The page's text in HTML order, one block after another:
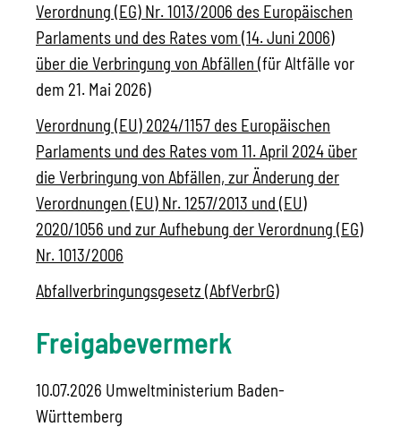
Verordnung (EG) Nr. 1013/2006 des Europäischen
Parlaments und des Rates vom (14. Juni 2006)
über die Verbringung von Abfällen (für Altfälle vor
dem 21. Mai 2026)
Verordnung (EU) 2024/1157 des Europäischen
Parlaments und des Rates vom 11. April 2024 über
die Verbringung von Abfällen, zur Änderung der
Verordnungen (EU) Nr. 1257/2013 und (EU)
2020/1056 und zur Aufhebung der Verordnung (EG)
Nr. 1013/2006
Abfallverbringungsgesetz (AbfVerbrG)
Freigabevermerk
10.07.2026 Umweltministerium Baden-
Württemberg